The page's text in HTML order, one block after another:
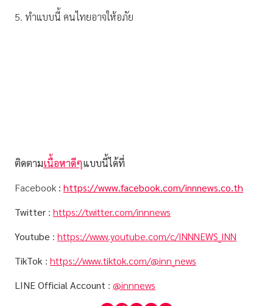
5. ทำแบบนี้ คนไทยอาจให้อภัย
ติดตามเนื้อหาดีๆแบบนี้ได้ที่
Facebook : https://www.facebook.com/innnews.co.th
Twitter : https://twitter.com/innnews
Youtube : https://www.youtube.com/c/INNNEWS_INN
TikTok : https://www.tiktok.com/@inn_news
LINE Official Account : @innnews